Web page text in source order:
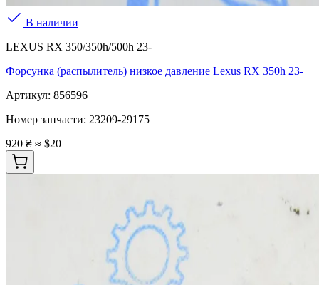
В наличии
LEXUS RX 350/350h/500h 23-
Форсунка (распылитель) низкое давление Lexus RX 350h 23-
Артикул: 856596
Номер запчасти: 23209-29175
920 ₴ ≈ $20